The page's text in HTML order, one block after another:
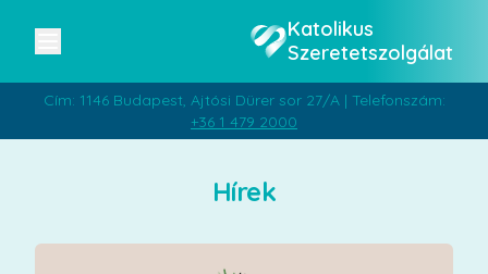
Katolikus
Szeretetszolgálat
Cím: 1146 Budapest, Ajtósi Dürer sor 27/A | Telefonszám:
+36 1 479 2000
Hírek